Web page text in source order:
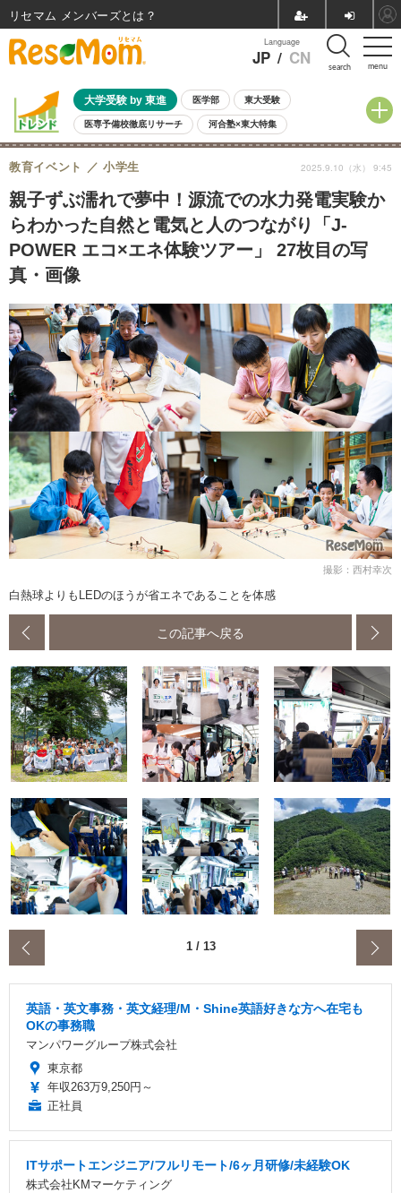
menu
Language
JP / CN search
大学受験 by 東進 医学部 東大受験
医専予備校徹底リサーチ 河合塾×東大特集
親子で考える大学選び 高校受験 中学受験 小学校受験
共通テスト 夏休み
8月開催イベント・WS 全国公立高校 過去問 人気記事
自由研究教材（小学生向け） 自由研究教材（中学生向け） ランキング
親子ずぶ濡れで夢中！源流での水力発電実験か
らわかった自然と電気と人のつながり「J-
POWER エコ×エネ体験ツアー」 27枚目の写
真・画像
教育イベント 小学生 2025.9.10（水） 9:45
撮影：西村幸次
白熱球よりもLEDのほうが省エネであることを体感
この記事へ戻る
1/ 13
英語・英文事務・英文経理/M・Shine英語好きな方へ在宅も
OKの事務職
マンパワーグループ株式会社
東京都
年収263万9,250円～
正社員
ITサポートエンジニア/フルリモート/6ヶ月研修/未経験OK
株式会社KMマーケティング
リセマム メンバーズ